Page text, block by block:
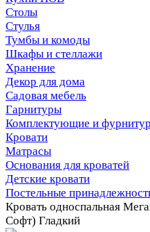
Столы
Стулья
Тумбы и комоды
Шкафы и стеллажи
Хранение
Декор для дома
Садовая мебель
Гарнитуры
Комплектующие и
Кровати
Матрасы
Основания для кроватей
Детские кровати
Постельные
Кровать односпальная
Софт) Гладкий